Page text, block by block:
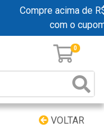
Compre acima de
com o
0
VOLTAR